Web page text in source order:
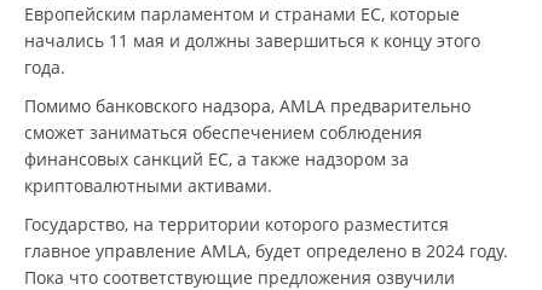
Европейским парламентом и странами ЕС, которые
начались 11 мая и должны завершиться к концу этого
года.
Помимо банковского надзора, AMLA предварительно
сможет заниматься обеспечением соблюдения
финансовых санкций ЕС, а также надзором за
криптовалютными активами.
Государство, на территории которого разместится
главное управление AMLA, будет определено в 2024 году.
Пока что соответствующие предложения озвучили